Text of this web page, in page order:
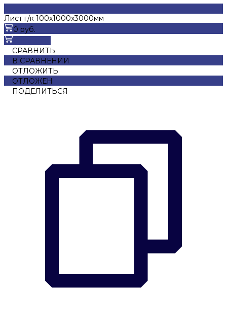
Лист г/к 100x1000x3000мм
0 руб.
СРАВНИТЬ
В СРАВНЕНИИ
ОТЛОЖИТЬ
ОТЛОЖЕН
ПОДЕЛИТЬСЯ